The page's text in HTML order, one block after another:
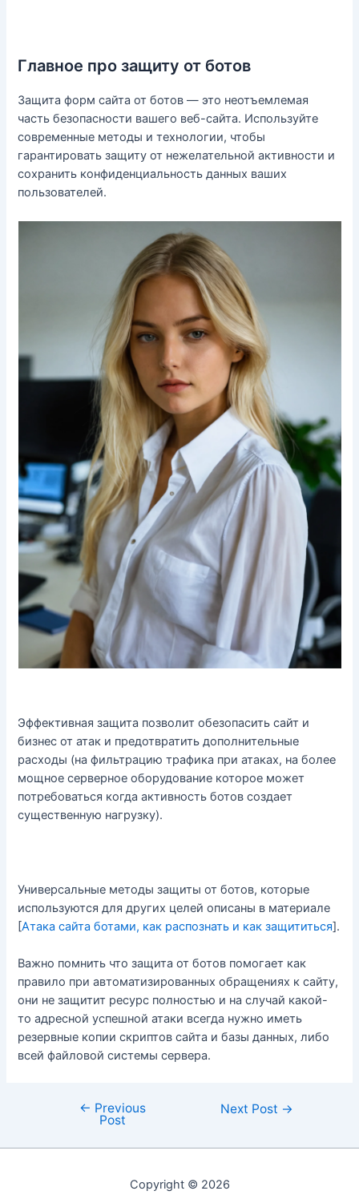
Главное про защиту от ботов
Защита форм сайта от ботов — это неотъемлемая
часть безопасности вашего веб-сайта. Используйте
современные методы и технологии, чтобы
гарантировать защиту от нежелательной активности и
сохранить конфиденциальность данных ваших
пользователей.
Эффективная защита позволит обезопасить сайт и
бизнес от атак и предотвратить дополнительные
расходы (на фильтрацию трафика при атаках, на более
мощное серверное оборудование которое может
потребоваться когда активность ботов создает
существенную нагрузку).
Универсальные методы защиты от ботов, которые
используются для других целей описаны в материале
[Атака сайта ботами, как распознать и как защититься].
Важно помнить что защита от ботов помогает как
правило при автоматизированных обращениях к сайту,
они не защитит ресурс полностью и на случай какой-
то адресной успешной атаки всегда нужно иметь
резервные копии скриптов сайта и базы данных, либо
всей файловой системы сервера.
navigation
← Previous
Post
Next Post →
Copyright © 2026